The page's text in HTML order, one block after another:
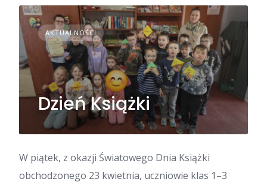
AKTUALNOŚCI
Dzień Książki
W piątek, z okazji Światowego Dnia Książki
obchodzonego 23 kwietnia, uczniowie klas 1–3